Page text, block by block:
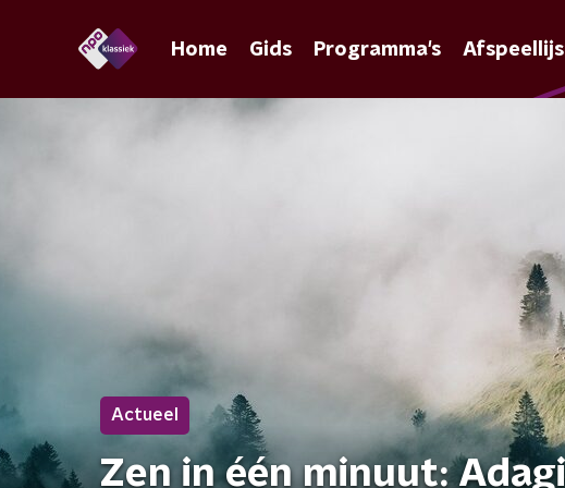
Home Gids Programma's
Actueel
Zen in één minuut: